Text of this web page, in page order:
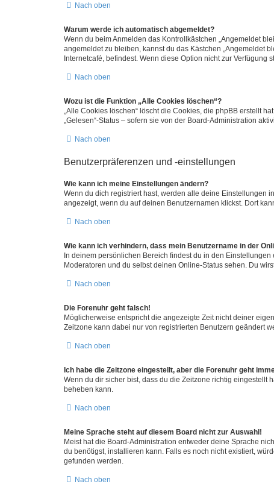
Nach oben
Warum werde ich automatisch abgemeldet?
Wenn du beim Anmelden das Kontrollkästchen „Angemeldet
angemeldet zu bleiben, kannst du das Kästchen „Angemeldet
Internetcafé, befindest. Wenn diese Option nicht zur Verfügung
Nach oben
Wozu ist die Funktion „Alle Cookies löschen“?
„Alle Cookies löschen“ löscht die Cookies, die phpBB erstellt
„Gelesen“-Status – sofern sie von der Board-Administration
Nach oben
Benutzerpräferenzen und -einstellungen
Wie kann ich meine Einstellungen ändern?
Wenn du dich registriert hast, werden alle deine Einstellungen
angezeigt, wenn du auf deinen Benutzernamen klickst. Dort
Nach oben
Wie kann ich verhindern, dass mein Benutzername in der
In deinem persönlichen Bereich findest du in den
Moderatoren und du selbst deinen Online-Status sehen. Du
Nach oben
Die Forenuhr geht falsch!
Möglicherweise entspricht die angezeigte Zeit nicht deiner
Zeitzone kann dabei nur von registrierten Benutzern geändert
Nach oben
Ich habe die Zeitzone eingestellt, aber die Forenuhr geht
Wenn du dir sicher bist, dass du die Zeitzone richtig eingestellt
beheben kann.
Nach oben
Meine Sprache steht auf diesem Board nicht zur Auswahl!
Meist hat die Board-Administration entweder deine Sprache
du benötigst, installieren kann. Falls es noch nicht existiert,
gefunden werden.
Nach oben